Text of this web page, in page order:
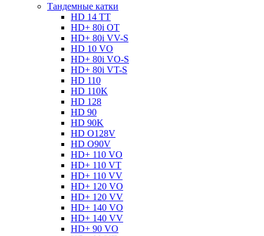
Тандемные катки
HD 14 TT
HD+ 80i OT
HD+ 80i VV-S
HD 10 VO
HD+ 80i VO-S
HD+ 80i VT-S
HD 110
HD 110K
HD 128
HD 90
HD 90K
HD O128V
HD O90V
HD+ 110 VO
HD+ 110 VT
HD+ 110 VV
HD+ 120 VO
HD+ 120 VV
HD+ 140 VO
HD+ 140 VV
HD+ 90 VO